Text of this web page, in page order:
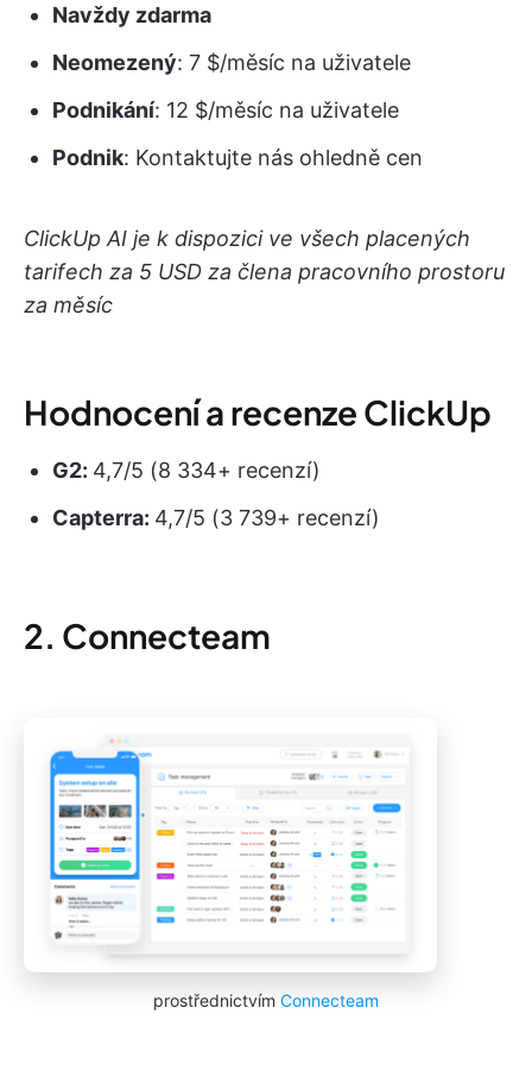
Navždy zdarma
Neomezený: 7 $/měsíc na uživatele
Podnikání: 12 $/měsíc na uživatele
Podnik: Kontaktujte nás ohledně cen
ClickUp AI je k dispozici ve všech placených
tarifech za 5 USD za člena pracovního prostoru
za měsíc
Hodnocení a recenze ClickUp
G2: 4,7/5 (8 334+ recenzí)
Capterra: 4,7/5 (3 739+ recenzí)
2. Connecteam
prostřednictvím Connecteam